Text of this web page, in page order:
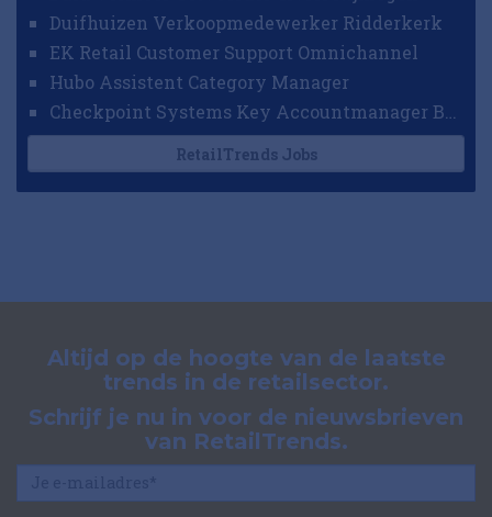
Duifhuizen Verkoopmedewerker Ridderkerk
EK Retail Customer Support Omnichannel
Hubo Assistent Category Manager
RetailTrends Jobs
Altijd op de hoogte van de laatste
trends in de retailsector.
Schrijf je nu in voor de nieuwsbrieven
van RetailTrends.